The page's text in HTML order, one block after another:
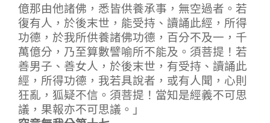
億那由他諸佛，悉皆供養承事，無空過者。若
復有人，於後末世，能受持、讀誦此經，所得
功德，於我所供養諸佛功德，百分不及一，千
萬億分，乃至算數譬喻所不能及。須菩提！若
善男子、善女人，於後末世，有受持、讀誦此
經，所得功德，我若具說者，或有人聞，心則
狂亂，狐疑不信。須菩提！當知是經義不可思
議，果報亦不可思議。」